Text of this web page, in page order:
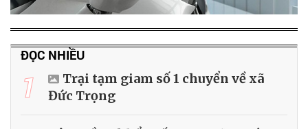
ĐỌC NHIỀU
1
Trại tạm giam số 1 chuyển về xã
Đức Trọng